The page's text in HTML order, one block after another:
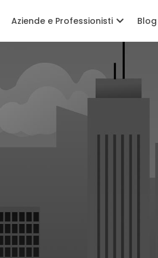
Aziende e Professionisti Blog